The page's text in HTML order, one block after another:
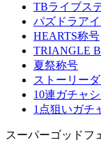
TBライブス
パズドラア
HEARTS称号
TRIANGLE
夏祭称号
ストーリー
10連ガチャシ
1点狙いガチ
スーパーゴッドフ